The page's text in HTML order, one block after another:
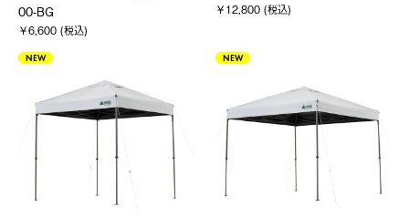
00-BG
￥6,600 (税込)
￥12,800 (税込)
NEW NEW